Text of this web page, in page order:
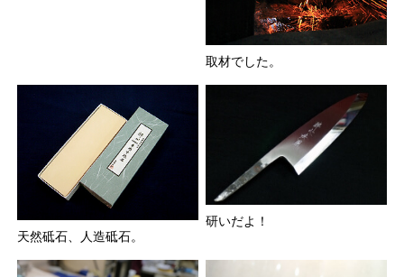
取材でした。
天然砥石、人造砥石。
研いだよ！